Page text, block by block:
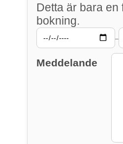
Detta är bara en
bokning.
–
Meddelande